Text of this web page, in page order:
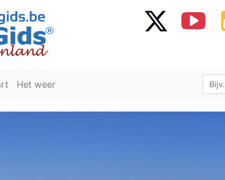
Het weer